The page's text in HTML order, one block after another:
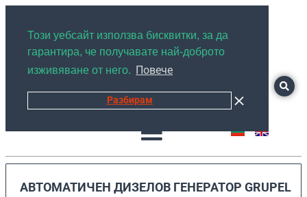
Този уебсайт използва бисквитки, за да
гарантира, че получавате най-доброто
изживяване от него.
Повече
Разбирам
АВТОМАТИЧЕН ДИЗЕЛОВ ГЕНЕРАТОР GRUPEL